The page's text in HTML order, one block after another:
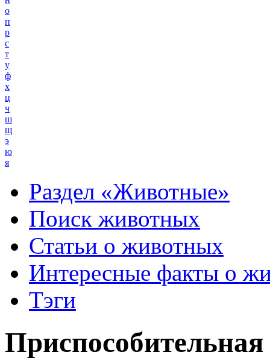
о
п
р
с
т
у
ф
х
ц
ч
ш
щ
э
ю
я
Раздел «Животные»
Поиск животных
Статьи о животных
Интересные факты о
Тэги